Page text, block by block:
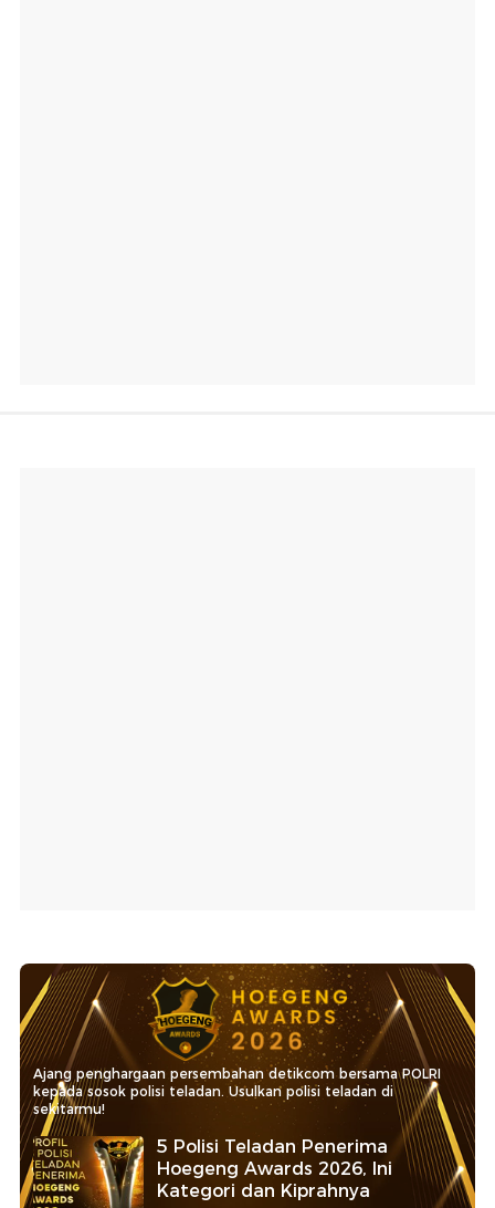
Ajang penghargaan persembahan detikcom bersama POLRI
kepada sosok polisi teladan. Usulkan polisi teladan di
sekitarmu!
5 Polisi Teladan Penerima
Hoegeng Awards 2026, Ini
Kategori dan Kiprahnya